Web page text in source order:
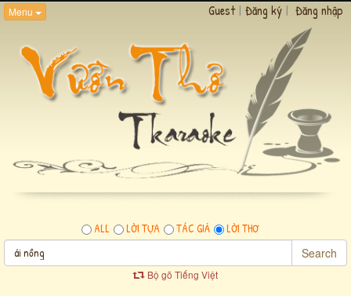
Menu Guest | Đăng ký | Đăng nhập
ALL LỜI TỰA TÁC GIẢ LỜI THƠ
Search
Bộ gõ Tiếng Việt